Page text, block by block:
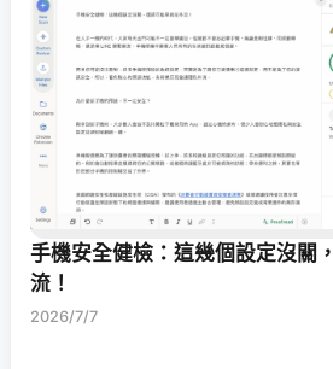
手機安全健檢：這幾個設定沒關
流！
2026/7/7